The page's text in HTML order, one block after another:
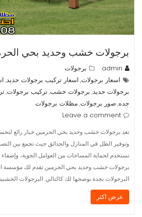
برجولات خشب وحديد بحي
admin
برجولات
اسعار برجولات, اسعار تركيب برجولات حديد,
برجولات حديد, برجولات خشب,تركيب برجولات,
جده, صور برجولات, مظلات برجولات
Leave a comment
تعد برجولات خشب وحديد بحي الحرمين خيار رائع
وتوفير الظل في المنازل والحدائق حيث تجمع بين
تستخدم لحماية المساحات من العوامل الجوية،
برجولات خشب وحديد بحي الحرمين تقدم لك مؤسسة
البرجولات بجدة نوضحها لك كالتالي: البرجولات
عرض اكثر